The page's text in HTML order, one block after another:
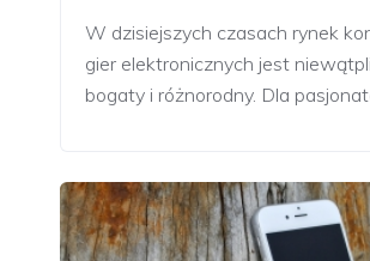
W dzisiejszych czasach rynek
gier elektronicznych jest
bogaty i różnorodny. Dla